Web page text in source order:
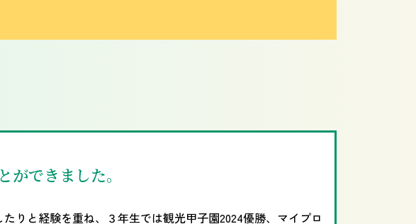
できました。
りと経験を重ね、３年生では観光甲子園2024優勝、マイプロ